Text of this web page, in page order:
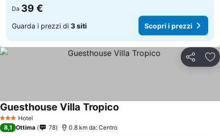
Da 39 €
Guarda i prezzi di 3 siti Scopri i prezzi
Condividi
3 StelleHotel
Guesthouse Villa Tropico
8,1 Ottima 78 0.8 km da: Centro